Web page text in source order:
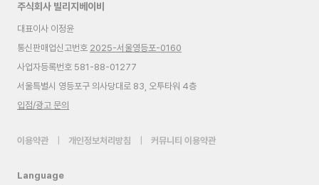
주식회사 빌리지베이비
대표이사 이정윤
통신판매업신고번호 2025-서울영등포-0160
사업자등록번호 581-88-01277
서울특별시 영등포구 의사당대로 83, 오투타워 4층
입점/광고 문의
이용약관 개인정보처리방침 커뮤니티 이용약관
Language